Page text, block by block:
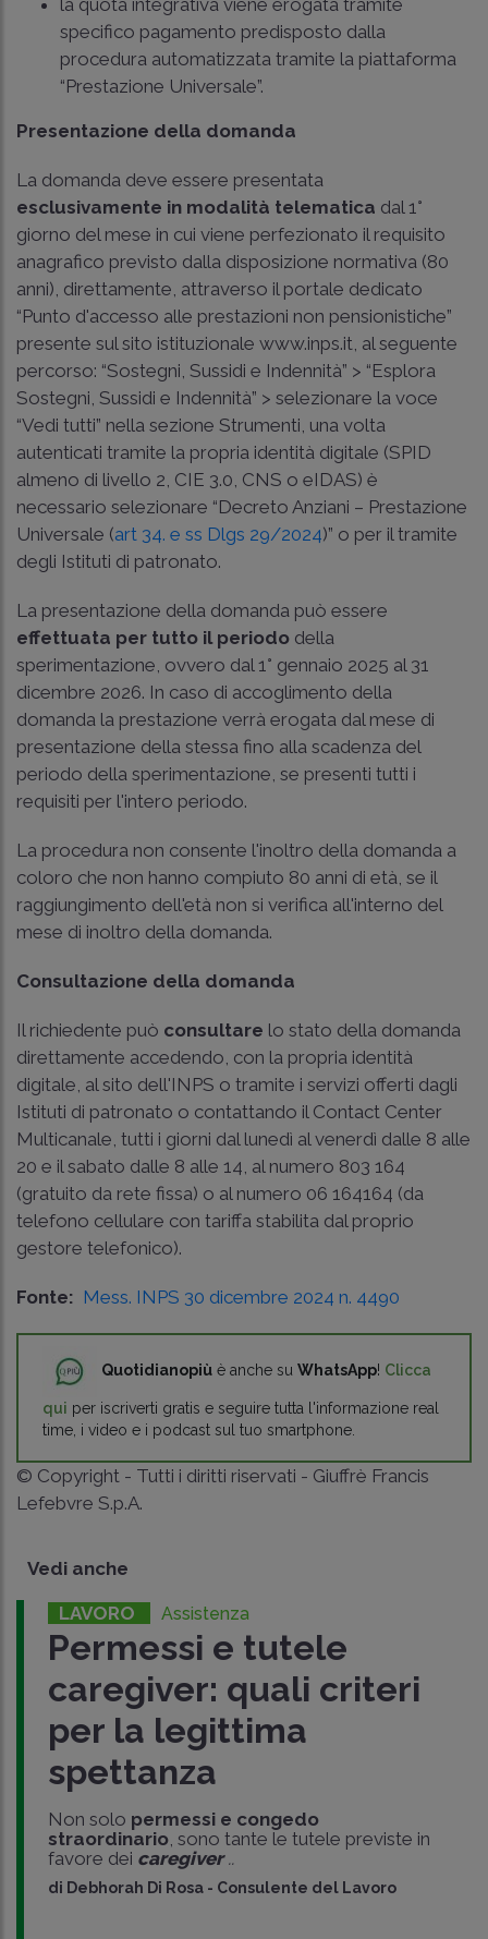
specifico pagamento predisposto dalla
procedura automatizzata tramite la piattaforma
“Prestazione Universale”.
Presentazione della domanda
La domanda deve essere presentata
esclusivamente in modalità telematica dal 1°
giorno del mese in cui viene perfezionato il requisito
anagrafico previsto dalla disposizione normativa (80
anni), direttamente, attraverso il portale dedicato
“Punto d'accesso alle prestazioni non pensionistiche”
presente sul sito istituzionale www.inps.it, al seguente
percorso: “Sostegni, Sussidi e Indennità” > “Esplora
Sostegni, Sussidi e Indennità” > selezionare la voce
“Vedi tutti” nella sezione Strumenti, una volta
autenticati tramite la propria identità digitale (SPID
almeno di livello 2, CIE 3.0, CNS o eIDAS) è
necessario selezionare “Decreto Anziani – Prestazione
Universale (art 34. e ss Dlgs 29/2024)” o per il tramite
degli Istituti di patronato.
La presentazione della domanda può essere
effettuata per tutto il periodo della
sperimentazione, ovvero dal 1° gennaio 2025 al 31
dicembre 2026. In caso di accoglimento della
domanda la prestazione verrà erogata dal mese di
presentazione della stessa fino alla scadenza del
periodo della sperimentazione, se presenti tutti i
requisiti per l'intero periodo.
La procedura non consente l'inoltro della domanda a
coloro che non hanno compiuto 80 anni di età, se il
raggiungimento dell'età non si verifica all'interno del
mese di inoltro della domanda.
Consultazione della domanda
Il richiedente può consultare lo stato della domanda
direttamente accedendo, con la propria identità
digitale, al sito dell'INPS o tramite i servizi offerti dagli
Istituti di patronato o contattando il Contact Center
Multicanale, tutti i giorni dal lunedì al venerdì dalle 8 alle
20 e il sabato dalle 8 alle 14, al numero 803 164
(gratuito da rete fissa) o al numero 06 164164 (da
telefono cellulare con tariffa stabilita dal proprio
gestore telefonico).
Fonte: Mess. INPS 30 dicembre 2024 n. 4490
Quotidianopiù è anche su WhatsApp! Clicca
qui per iscriverti gratis e seguire tutta l'informazione real
time, i video e i podcast sul tuo smartphone.
© Copyright - Tutti i diritti riservati - Giuffrè Francis
Lefebvre S.p.A.
Vedi anche
LAVORO Assistenza
Permessi e tutele
caregiver: quali criteri
per la legittima
spettanza
Non solo permessi e congedo
straordinario, sono tante le tutele previste in
favore dei caregiver ..
di Debhorah Di Rosa - Consulente del Lavoro